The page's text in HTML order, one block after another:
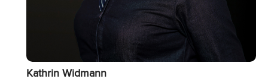
Kathrin Widmann